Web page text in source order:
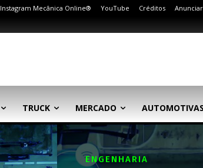
Instagram Mecânica Online® YouTube Créditos Anunciar
TRUCK MERCADO AUTOMOTIVAS
ENGENHARIA